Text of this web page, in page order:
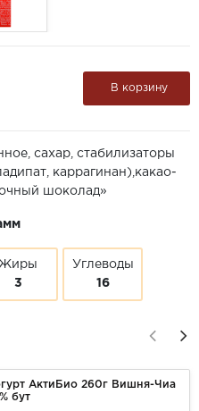
В корзину
сахар, стабилизаторы
каррагинан),какао-
шоколад»
Жиры
3
Углеводы
16
АктиБио 260г Вишня-Чиа
бут